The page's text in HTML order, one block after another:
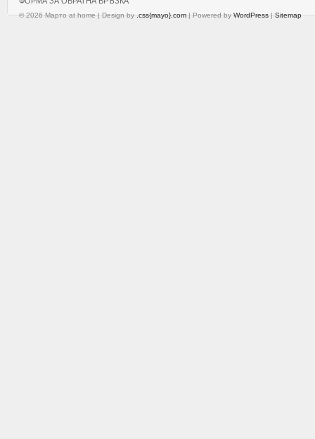
© 2026 Марто at home | Design by.css{mayo}.com| Powered byWordPress|Sitemap